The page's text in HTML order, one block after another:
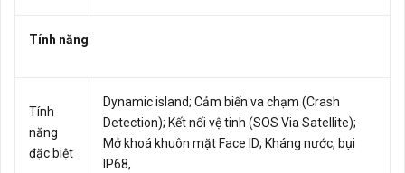
Tính năng
Tính
năng
đặc biệt
Dynamic island; Cảm biến va chạm (Crash
Detection); Kết nối vệ tinh (SOS Via Satellite);
Mở khoá khuôn mặt Face ID; Kháng nước, bụi
IP68,